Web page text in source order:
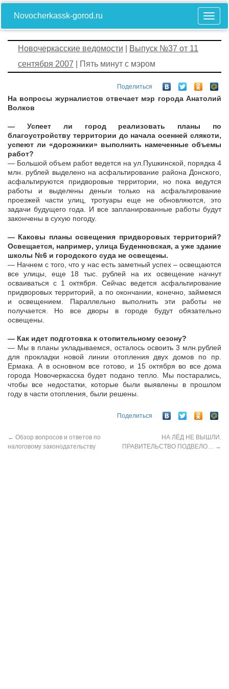
Novocherkassk-gorod.ru
Новочеркасские ведомости
Выпуск №37 от 11
сентября 2007 | Пять минут с мэром
Поделиться
На вопросы журналистов отвечает мэр города Анатолий
Волков
— Успеет ли город реализовать планы по
благоустройству территории до начала осенней слякоти,
успеют ли «дорожники» выполнить намеченные объемы
работ?
— Большой объем работ ведется на ул.Пушкинской, порядка 4
млн. рублей выделено на асфальтирование района Донского,
асфальтируются придворовые территории, но пока ведутся
работы и выделены деньги только на асфальтирование
проезжей части улиц, тротуары еще не обновляются, это
задачи будущего года. И все запланированные работы будут
закончены в сухую погоду.
— Каковы планы освещения придворовых территорий?
Освещается, например, улица Буденновская, а уже здание
школы №6 и городского суда не освещены.
— Начнем с того, что у нас есть заметный успех – освещаются
все улицы, еще 18 тыс. рублей на их освещение начнут
осваиваться с 1 октября. Сейчас ведется асфальтирование
придворовых территорий, а по окончании, конечно, займемся
и освещением. Параллельно выполнить эти работы не
получается. Но все дворы в городе будут обязательно
освещены.
— Как идет подготовка к отопительному сезону?
— Мы в планы укладываемся, осталось освоить 3 млн.рублей
для прокладки новой линии отопления двух домов по пр.
Ермака. А в основном все готово, и 15 октября во все дома
города Новочеркасска будет подано тепло. Мы постарались,
чтобы все недостатки, которые были выявлены в прошлом
году в части отопления, были решены.
Поделиться
← Обзор вопросов и ответов по
налоговому законодательству
НА ЛЁД НЕ ВЫШЛИ.
ПРАВИТЕЛЬСТВО ПОДВЕЛО…
→